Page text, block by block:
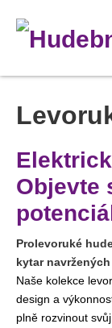
Objevte
Prolevoruké
kytar
Naše kolekce
design a
plně rozvinout